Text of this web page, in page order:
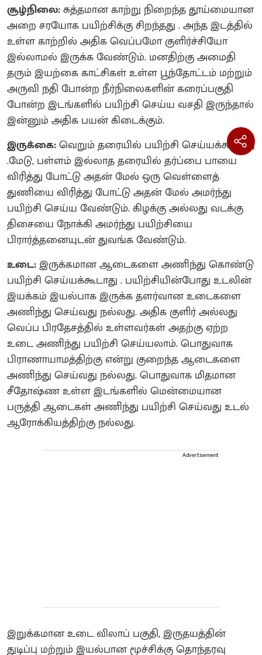
சூழ்நிலை:சுத்தமான காற்று நிறைந்த தூய்மையான
அறை சரயோக பயிற்சிக்கு சிறந்தது . அந்த இடத்தில்
உள்ள காற்றில் அதிக வெப்பமோ குளிர்ச்சியோ
இல்லாமல் இருக்க வேண்டும். மனதிற்கு அமைதி
தரும் இயற்கை காட்சிகள் உள்ள பூந்தோட்டம் மற்றும்
அருவி நதி போன்ற நீர்நிலைகளின் கரைப்பகுதி
போன்ற இடங்களில் பயிற்சி செய்ய வசதி இருந்தால்
இன்னும் அதிக பயன் கிடைக்கும்.
இருக்கை:வெறும் தரையில் பயிற்சி செய்யக்கூடாது
.மேடு, பள்ளம் இல்லாத தரையில் தர்ப்பை பாயை
விரித்து போட்டு அதன் மேல் ஒரு வெள்ளைத்
துணியை விரித்து போட்டு அதன் மேல் அமர்ந்து
பயிற்சி செய்ய வேண்டும். கிழக்கு அல்லது வடக்கு
திசையை நோக்கி அமர்ந்து பயிற்சியை
பிரார்த்தனையுடன் துவங்க வேண்டும்.
உடை:இருக்கமான ஆடைகளை அணிந்து கொண்டு
பயிற்சி செய்யக்கூடாது . பயிற்சியின்போது உடலின்
இயக்கம் இயல்பாக இருக்க தளர்வான உடைகளை
அணிந்து செய்வது நல்லது. அதிக குளிர் அல்லது
வெப்ப பிரதேசத்தில் உள்ளவர்கள் அதற்கு ஏற்ற
உடை அணிந்து பயிற்சி செய்யலாம். பொதுவாக
பிராணாயாமத்திற்கு என்று குறைந்த ஆடைகளை
அணிந்து செய்வது நல்லது. பொதுவாக மிதமான
சீதோஷ்ண உள்ள இடங்களில் மென்மையான
பருத்தி ஆடைகள் அணிந்து பயிற்சி செய்வது உடல்
ஆரோக்கியத்திற்கு நல்லது.
Advertisement
இறுக்கமான உடை விலாப் பகுதி, இருதயத்தின்
துடிப்பு மற்றும் இயல்பான மூச்சிக்கு தொந்தரவு